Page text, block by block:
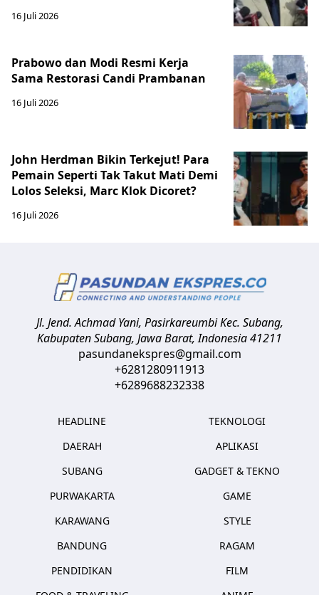
16 Juli 2026
Prabowo dan Modi Resmi Kerja
Sama Restorasi Candi Prambanan
16 Juli 2026
John Herdman Bikin Terkejut! Para
Pemain Seperti Tak Takut Mati Demi
Lolos Seleksi, Marc Klok Dicoret?
16 Juli 2026
Jl. Jend. Achmad Yani, Pasirkareumbi Kec. Subang,
Kabupaten Subang, Jawa Barat,Indonesia41211
pasundanekspres@gmail.com
+6281280911913
+6289688232338
HEADLINE
DAERAH
SUBANG
PURWAKARTA
KARAWANG
BANDUNG
PENDIDIKAN
TEKNOLOGI
APLIKASI
GADGET & TEKNO
GAME
STYLE
RAGAM
FILM